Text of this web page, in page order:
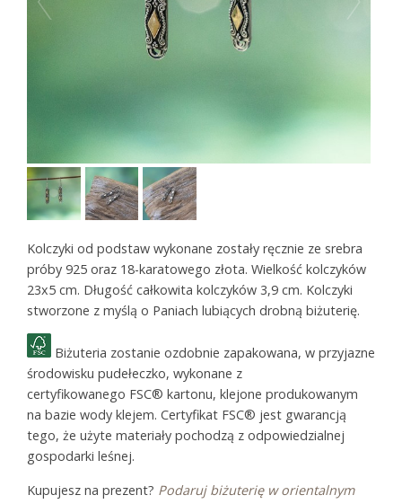
Kolczyki od podstaw wykonane zostały ręcznie ze srebra
próby 925 oraz 18-karatowego złota. Wielkość kolczyków
23x5 cm. Długość całkowita kolczyków 3,9 cm. Kolczyki
stworzone z myślą o Paniach lubiących drobną biżuterię.
Biżuteria zostanie ozdobnie zapakowana, w przyjazne
środowisku pudełeczko, wykonane z
certyfikowanego FSC® kartonu, klejone produkowanym
na bazie wody klejem. Certyfikat FSC® jest gwarancją
tego, że użyte materiały pochodzą z odpowiedzialnej
gospodarki leśnej.
Kupujesz na prezent? Podaruj biżuterię w orientalnym